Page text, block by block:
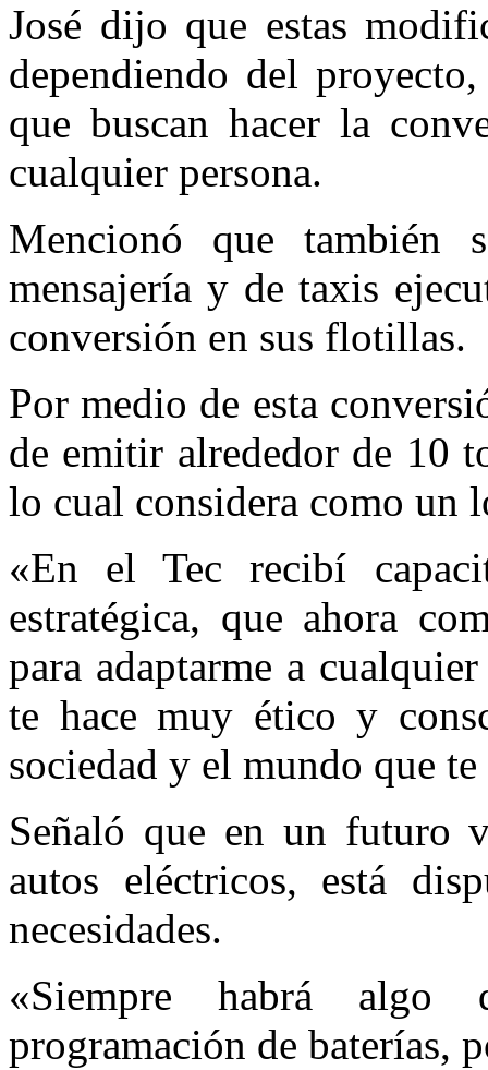
José dijo que estas
dependiendo del
que buscan hacer la
cualquier persona.
Mencionó que también
mensajería y de taxis
conversión en sus flotillas.
Por medio de esta
de emitir alrededor de 10
lo cual considera como un
«En el Tec recibí
estratégica, que ahora
para adaptarme a
te hace muy ético y
sociedad y el mundo que
Señaló que en un futuro
autos eléctricos, está
necesidades.
«Siempre habrá algo
programación de baterías,